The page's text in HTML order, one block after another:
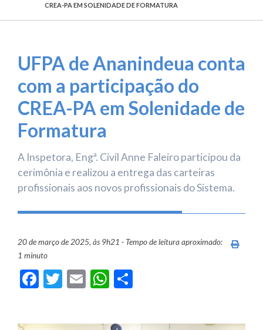
CREA-PA EM SOLENIDADE DE FORMATURA
UFPA de Ananindeua conta
com a participação do
CREA-PA em Solenidade de
Formatura
A Inspetora, Engª. Civil Anne Faleiro participou da
cerimônia e realizou a entrega das carteiras
profissionais aos novos profissionais do Sistema.
20 de março de 2025, às 9h21 - Tempo de leitura aproximado:
1 minuto
Facebook
Twitter
EmailWhatsApp